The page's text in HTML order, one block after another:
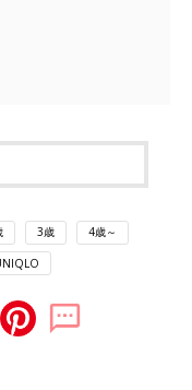
3歳 4歳～